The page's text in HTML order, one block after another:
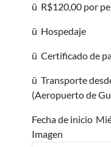
ü R$120,00 por
ü Hospedaje
ü Certificado de
ü Transporte
(Aeropuerto de
Fecha de inicio
Imagen